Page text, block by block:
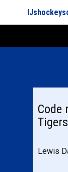
Code
Tigers
Lewis